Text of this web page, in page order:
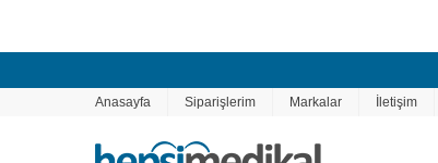
Anasayfa Siparişlerim Markalar İletişim